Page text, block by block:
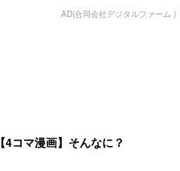
AD(合同会社デジタルファーム )
【4コマ漫画】そんなに？